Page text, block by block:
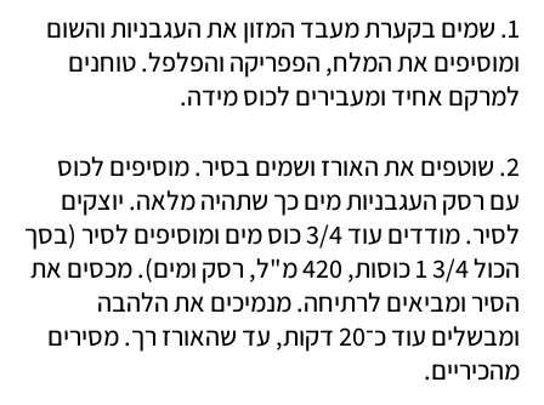
למרקם אחיד ומעבירים לכוס מידה.
מהכיריים.